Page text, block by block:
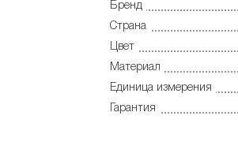
Бренд
Страна
Цвет
Материал
Единица измерения
Гарантия